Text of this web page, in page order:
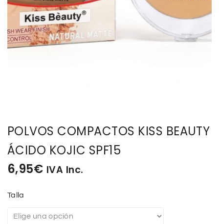
COMPLEMENTOS
POLVOS COMPACTOS KISS BEAUTY
ÁCIDO KOJIC SPF15
6,95€ IVA Inc.
Talla